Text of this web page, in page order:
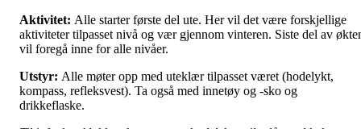
Aktivitet: Alle starter første del ute. Her vil det være forskjellige
aktiviteter tilpasset nivå og vær gjennom vinteren. Siste del av
vil foregå inne for alle nivåer.
Utstyr: Alle møter opp med uteklær tilpasset været (hodelykt,
kompass, refleksvest). Ta også med innetøy og -sko og
drikkeflaske.